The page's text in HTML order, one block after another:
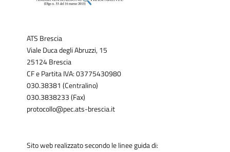
ATS Brescia
Viale Duca degli Abruzzi, 15
25124 Brescia
CF e Partita IVA: 03775430980
030.38381 (Centralino)
030.3838233 (Fax)
protocollo@pec.ats-brescia.it
Sito web realizzato secondo le linee guida di: